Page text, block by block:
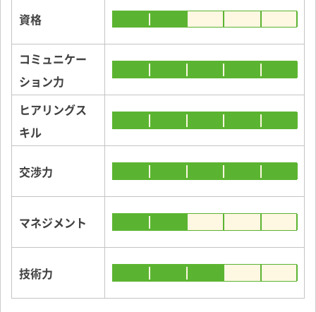
資格
コミュニケー
ション力
ヒアリングス
キル
交渉力
マネジメント
技術力